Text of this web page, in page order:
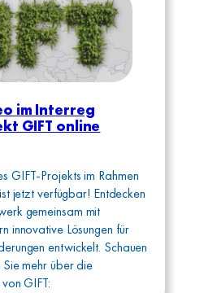
im Interreg
GIFT online
GIFT-Projekts im Rahmen
jetzt verfügbar! Entdecken
gemeinsam mit
innovative Lösungen für
entwickelt. Schauen
mehr über die
GIFT: